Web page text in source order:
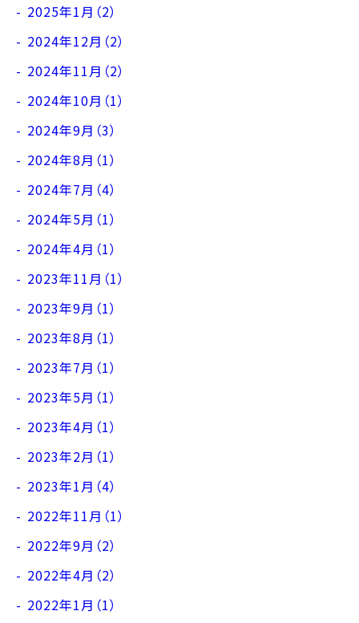
2025年1月（2）
2024年12月（2）
2024年11月（2）
2024年10月（1）
2024年9月（3）
2024年8月（1）
2024年7月（4）
2024年5月（1）
2024年4月（1）
2023年11月（1）
2023年9月（1）
2023年8月（1）
2023年7月（1）
2023年5月（1）
2023年4月（1）
2023年2月（1）
2023年1月（4）
2022年11月（1）
2022年9月（2）
2022年4月（2）
2022年1月（1）